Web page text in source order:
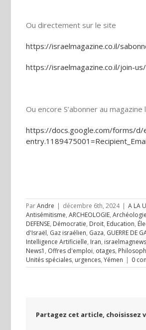
Ou directement sur le site
https://israelmagazine.co.il/
https://israelmagazine.co.il/join-us/
Ou encore S’abonner au
https://docs.google.com/forms/d/
ParAndre | décembre 6th, 2024 | A LA
Antisémitisme, ARCHEOLOGIE, Archéologie
DEFENSE, Démocratie, Droit, Education,
d'Israël, Gaz israélien, Gaza, GUERRE DE
Intelligence Artificielle, Iran,
News1 , Offres d'emploi, otages,
Unités spéciales, urgences, Yémen | 0
Partagez cet article, choisissez